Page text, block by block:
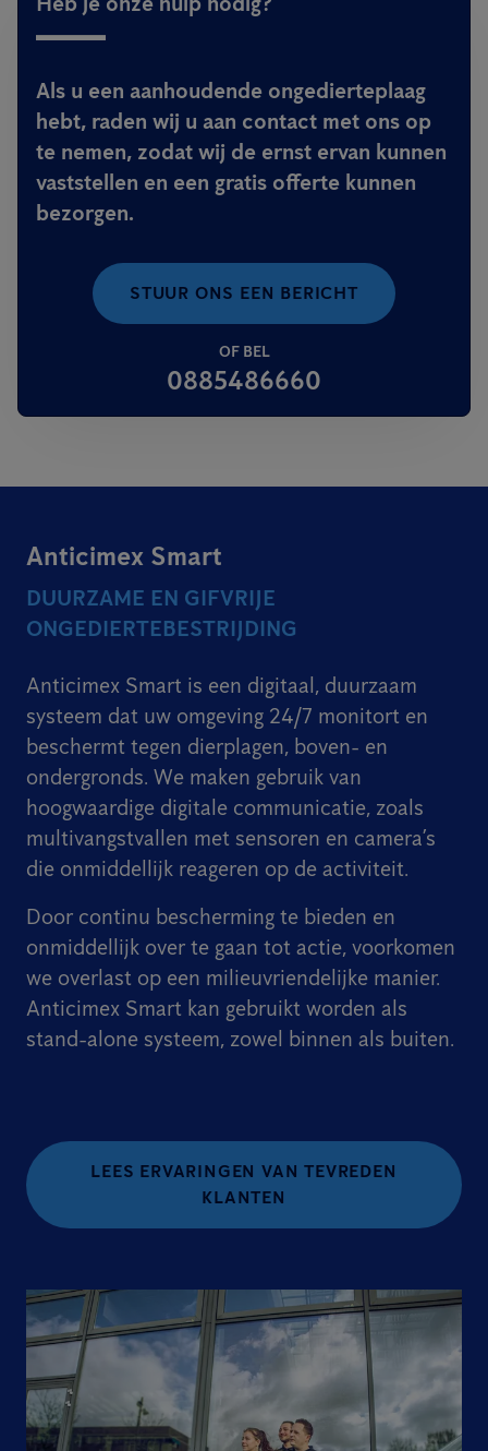
Als u een aanhoudende ongedierteplaag
hebt, raden wij u aan contact met ons op
te nemen, zodat wij de ernst ervan kunnen
vaststellen en een gratis offerte kunnen
bezorgen.
STUUR ONS EEN BERICHT
OF BEL
0885486660
Anticimex Smart
DUURZAME EN GIFVRIJE
ONGEDIERTEBESTRIJDING
Anticimex Smart is een digitaal, duurzaam
systeem dat uw omgeving 24/7 monitort en
beschermt tegen dierplagen, boven- en
ondergronds. We maken gebruik van
hoogwaardige digitale communicatie, zoals
multivangstvallen met sensoren en camera’s
die onmiddellijk reageren op de activiteit.
Door continu bescherming te bieden en
onmiddellijk over te gaan tot actie, voorkomen
we overlast op een milieuvriendelijke manier.
Anticimex Smart kan gebruikt worden als
stand-alone systeem, zowel binnen als buiten.
LEES ERVARINGEN VAN TEVREDEN
KLANTEN